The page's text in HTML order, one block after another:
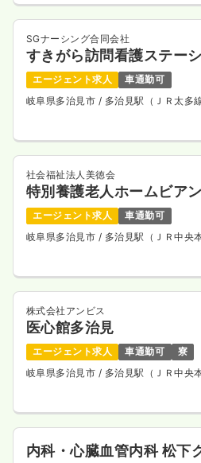
給与 時給1,250円〜
時間 8:40～17:15
オンコールあり
第二新卒可 時
介護・福祉系
日勤のみ（常勤）
日祝休み
担当業務未経験可
気になる
時間 8:30～16:30
SGナーシング合同会社
すきがら訪問看護ステー
エージェント求人
車通勤可
岐阜県多治見市 / 多治見駅（ＪＲ太多
社会福祉法人美徳会
特別養護老人ホームビア
エージェント求人
車通勤可
岐阜県多治見市 / 多治見駅（ＪＲ中央
株式会社アンビス
医心館多治見
エージェント求人 車通勤可
寮
岐阜県多治見市 / 多治見駅（ＪＲ中央
内科・心臓血管内科 松下